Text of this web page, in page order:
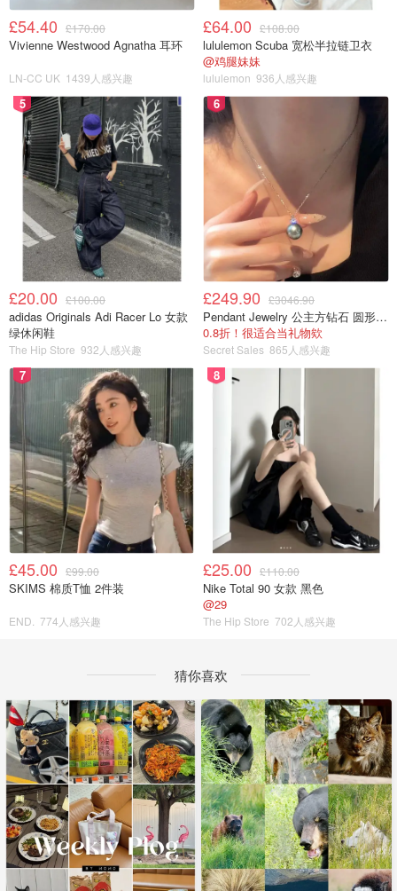
£54.40 £170.00
Vivienne Westwood Agnatha 耳环
LN-CC UK 1439人感兴趣
£64.00 £108.00
lululemon Scuba 宽松半拉链卫衣
@鸡腿妹妹
lululemon 936人感兴趣
5
£20.00 £100.00
adidas Originals Adi Racer Lo 女款
绿休闲鞋
The Hip Store 932人感兴趣
6
£249.90 £3046.90
Pendant Jewelry 公主方钻石 圆形大溪地珍珠吊坠 11-12mm
0.8折！很适合当礼物欸
Secret Sales 865人感兴趣
7
£45.00 £99.00
SKIMS 棉质T恤 2件装
END. 774人感兴趣
8
£25.00 £110.00
Nike Total 90 女款 黑色
@29
The Hip Store 702人感兴趣
猜你喜欢